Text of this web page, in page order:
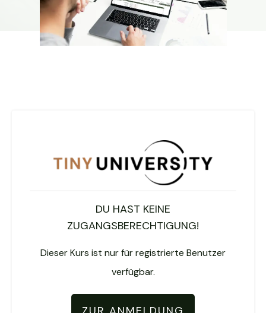
DU HAST KEINE
ZUGANGSBERECHTIGUNG!
Dieser Kurs ist nur für registrierte Benutzer
verfügbar.